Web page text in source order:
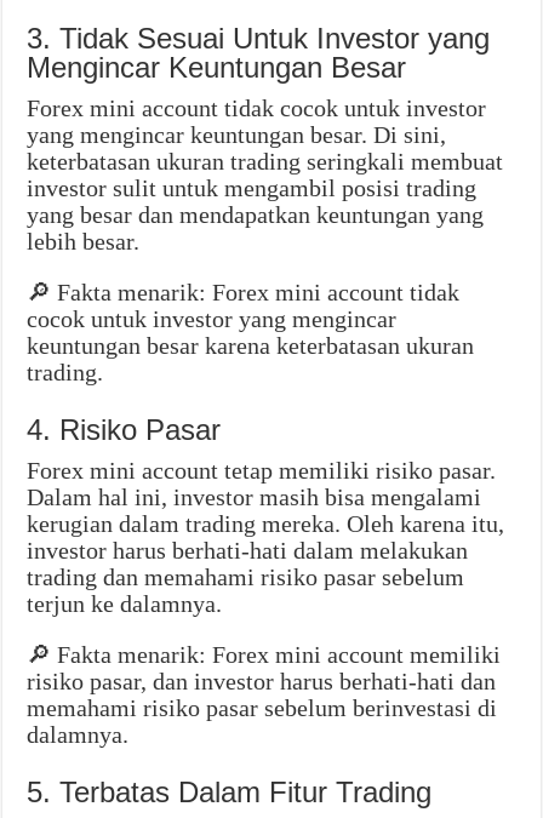
3. Tidak Sesuai Untuk Investor yang
Mengincar Keuntungan Besar
Forex mini account tidak cocok untuk investor
yang mengincar keuntungan besar. Di sini,
keterbatasan ukuran trading seringkali membuat
investor sulit untuk mengambil posisi trading
yang besar dan mendapatkan keuntungan yang
lebih besar.
🔎 Fakta menarik: Forex mini account tidak
cocok untuk investor yang mengincar
keuntungan besar karena keterbatasan ukuran
trading.
4. Risiko Pasar
Forex mini account tetap memiliki risiko pasar.
Dalam hal ini, investor masih bisa mengalami
kerugian dalam trading mereka. Oleh karena itu,
investor harus berhati-hati dalam melakukan
trading dan memahami risiko pasar sebelum
terjun ke dalamnya.
🔎 Fakta menarik: Forex mini account memiliki
risiko pasar, dan investor harus berhati-hati dan
memahami risiko pasar sebelum berinvestasi di
dalamnya.
5. Terbatas Dalam Fitur Trading